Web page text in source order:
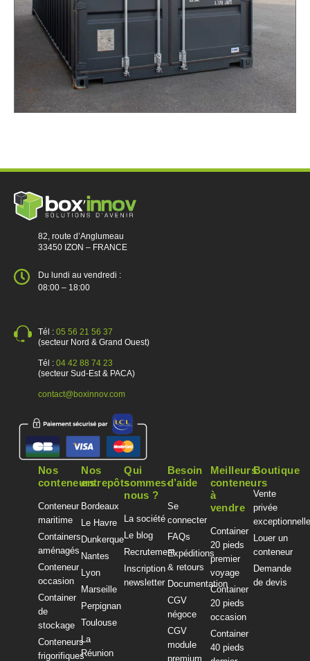
82, route d’Anglumeau
33450 IZON – FRANCE
Du lundi au vendredi :
08:00 – 18:00
Tél : 05 56 21 56 37
(secteur Nord & Grand Ouest)
Tél : 04 42 88 74 23
(secteur Sud-Est & PACA)
contact@boxinnov.com
Nos
conteneurs
Conteneur
maritime
Containers
aménagés
Conteneur
occasion
Container
de
stockage
Conteneurs
frigorifiques
Nos
entrepôts
Bordeaux
Le Havre
Dunkerque
Nantes
Lyon
Marseille
Perpignan
Toulouse
La
Réunion
Qui
sommes-
nous ?
La société
Le blog
Recrutement
Inscription
newsletter
Besoin
d’aide
Se
connecter
FAQs
Expéditions
& retours
Documentation
CGV
négoce
CGV
module
premium
Meilleurs
conteneurs
à
vendre
Container
20 pieds
premier
voyage
Container
20 pieds
occasion
Container
40 pieds
Boutique
Vente
privée
exceptionnelle
Louer un
conteneur
Demande
de devis